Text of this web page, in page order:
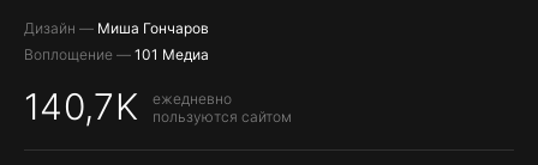
Дизайн — Миша Гончаров
Воплощение — 101 Медиа
140,7K
ежедневно
пользуются сайтом